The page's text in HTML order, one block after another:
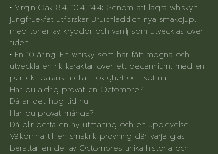
• Virgin Oak 8.4, 10.4, 14.4: Genom att lagra whiskyn i
jungfruekfat utforskar Bruichladdich nya smakdjup,
med toner av kryddor och vanilj som utvecklas över
tiden.
• En 10-åring: En whisky som har fått mogna och
utveckla en rik karaktär över ett decennium, med en
perfekt balans mellan rökighet och sötma.
Har du aldrig provat en Octomore?
Då är det hög tid nu!
Har du provat många?
Då blir detta en ny utmaning och en upplevelse.
Välkomna till en smakrik provning där varje glas
berättar en del av Octomores unika historia och